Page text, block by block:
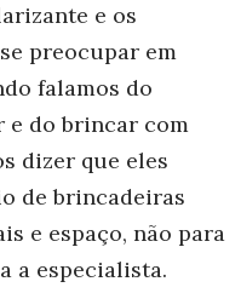
e os
preocupar em
falamos do
e do brincar com
dizer que eles
de brincadeiras
e espaço, não para
a especialista.